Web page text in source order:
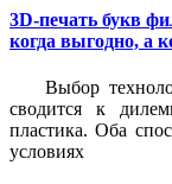
3D-печать букв
когда выгодно, а
Выбор
сводится к
пластика. Оба
условиях